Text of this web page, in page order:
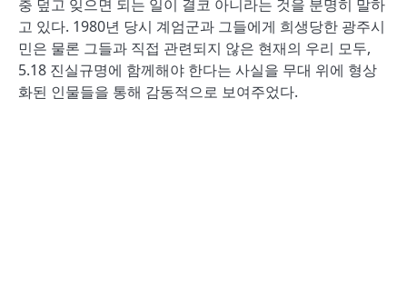
충 덮고 잊으면 되는 일이 결코 아니라는 것을 분명히 말하
고 있다. 1980년 당시 계엄군과 그들에게 희생당한 광주시
민은 물론 그들과 직접 관련되지 않은 현재의 우리 모두,
5.18 진실규명에 함께해야 한다는 사실을 무대 위에 형상
화된 인물들을 통해 감동적으로 보여주었다.